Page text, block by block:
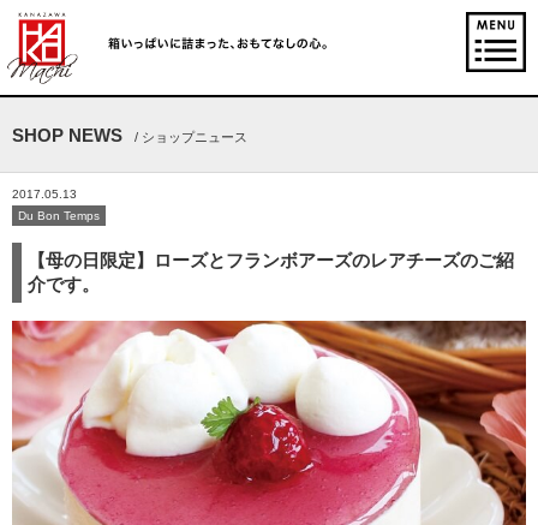
SHOP NEWS / ショップニュース
2017.05.13
Du Bon Temps
【母の日限定】ローズとフランボアーズのレアチーズのご紹
介です。